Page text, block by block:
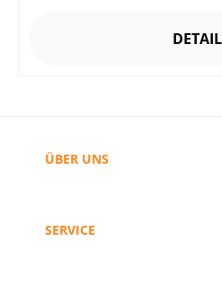
ÜBER UNS
SERVICE